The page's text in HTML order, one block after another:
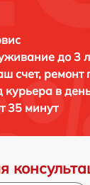
до 3
счет, ремонт
курьера в
35 минут